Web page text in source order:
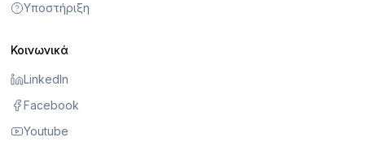
Υποστήριξη
Κοινωνικά
LinkedIn
Facebook
Youtube